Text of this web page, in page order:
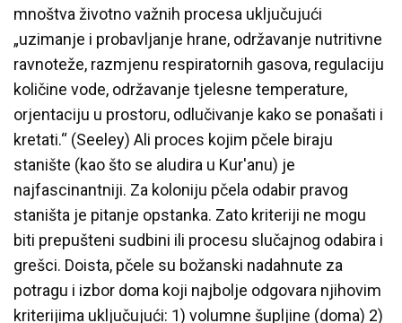
mnoštva životno važnih procesa uključujući
„uzimanje i probavljanje hrane, održavanje nutritivne
ravnoteže, razmjenu respiratornih gasova, regulaciju
količine vode, održavanje tjelesne temperature,
orjentaciju u prostoru, odlučivanje kako se ponašati i
kretati.“ (Seeley) Ali proces kojim pčele biraju
stanište (kao što se aludira u Kur'anu) je
najfascinantniji. Za koloniju pčela odabir pravog
staništa je pitanje opstanka. Zato kriteriji ne mogu
biti prepušteni sudbini ili procesu slučajnog odabira i
grešci. Doista, pčele su božanski nadahnute za
potragu i izbor doma koji najbolje odgovara njihovim
kriterijima uključujući: 1) volumne šupljine (doma) 2)